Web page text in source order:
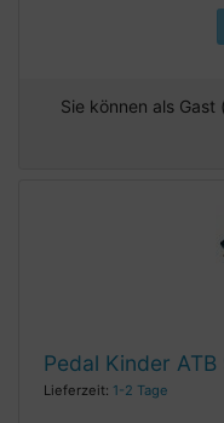
Sie können als
Pedal Kinder ATB
Lieferzeit: 1-2 Tage